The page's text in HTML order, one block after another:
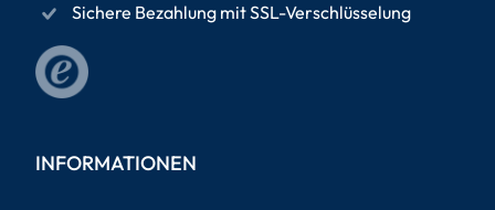
Sichere Bezahlung mit SSL-Verschlüsselung
INFORMATIONEN